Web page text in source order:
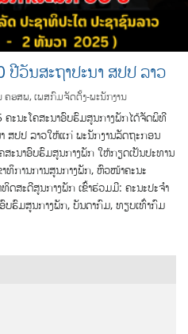
ວັນສະຖາປະນາ ສປປ ລາວ
ຄອສພ,ເພສກົມຈັດຕັ້ງ-ພະນັກງານ
ະນະໂຄສະນາອົບຮົມສູນກາງພັກໄດ້ຈັດພິທີ
ສປປ ລາວໃຫ້ແກ່ ພະນັກງານລັດຖະກອນ
ສະນາອົບຮົມສູນກາງພັກ ໃຫ້ກຽດເປັນປະທານ
າທິການການສູນກາງພັກ, ຫົວໜ້າຄະນະ
ດສະດີສູນກາງພັກ ເຂົ້າຮ່ວມມີ: ຄະນະປະຈຳ
ບຮົມສູນກາງພັກ, ບັນດາກົມ, ທຽບເທົ່າກົມ